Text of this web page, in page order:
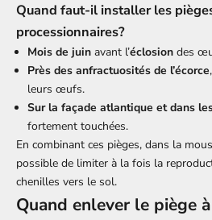
Quand faut-il installer les
processionnaires?
Mois de juin avant l’éclosion des
Près des anfractuosités de l’écorce
leurs œufs.
Sur la façade atlantique et dans
fortement touchées.
En combinant ces pièges, dans la
possible de limiter à la fois la
chenilles vers le sol.
Quand enlever le piège